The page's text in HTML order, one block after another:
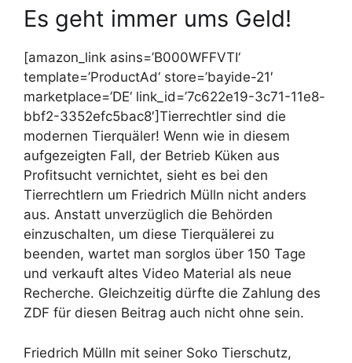
Es geht immer ums Geld!
[amazon_link asins=’B000WFFVTI‘
template=’ProductAd‘ store=’bayide-21′
marketplace=’DE‘ link_id=’7c622e19-3c71-11e8-
bbf2-3352efc5bac8′]Tierrechtler sind die
modernen Tierquäler! Wenn wie in diesem
aufgezeigten Fall, der Betrieb Küken aus
Profitsucht vernichtet, sieht es bei den
Tierrechtlern um Friedrich Mülln nicht anders
aus. Anstatt unverzüglich die Behörden
einzuschalten, um diese Tierquälerei zu
beenden, wartet man sorglos über 150 Tage
und verkauft altes Video Material als neue
Recherche. Gleichzeitig dürfte die Zahlung des
ZDF für diesen Beitrag auch nicht ohne sein.
Friedrich Mülln mit seiner Soko Tierschutz,